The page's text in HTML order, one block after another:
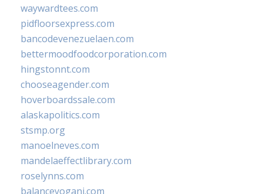
waywardtees.com
pidfloorsexpress.com
bancodevenezuelaen.com
bettermoodfoodcorporation.com
hingstonnt.com
chooseagender.com
hoverboardssale.com
alaskapolitics.com
stsmp.org
manoelneves.com
mandelaeffectlibrary.com
roselynns.com
balanceyoganj.com